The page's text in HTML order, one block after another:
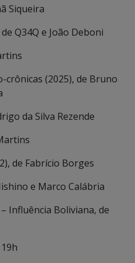
Siqueira
Q34Q e João Deboni
crônicas (2025), de Bruno
da Silva Rezende
de Fabrício Borges
e Marco Calábria
Influência Boliviana, de